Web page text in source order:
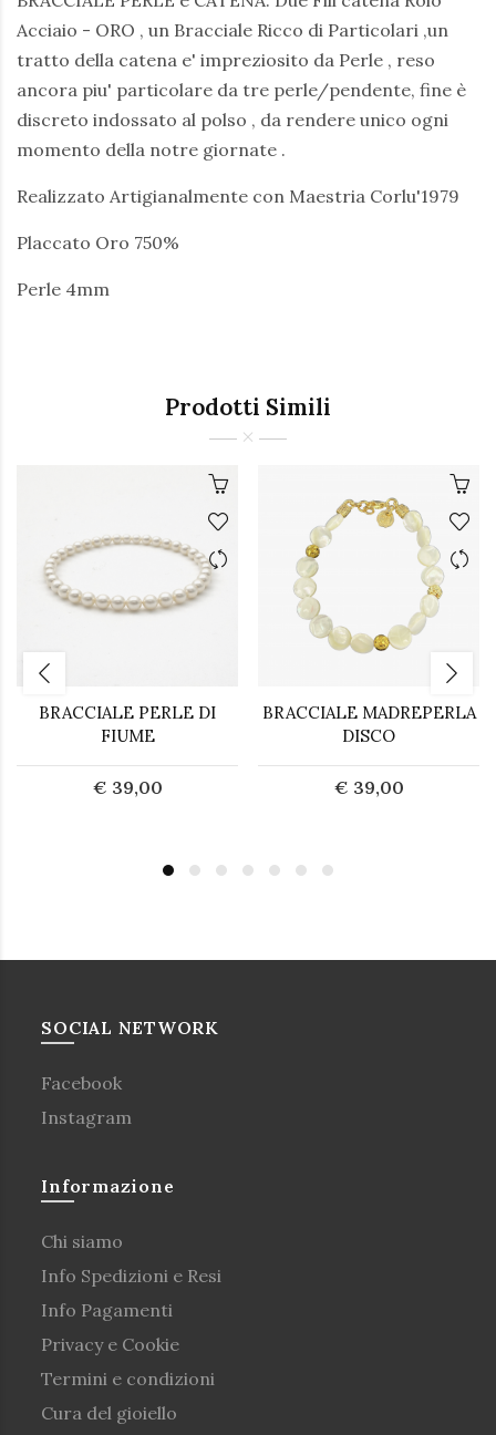
Acciaio - ORO , un Bracciale Ricco di Particolari ,un
tratto della catena e' impreziosito da Perle , reso
ancora piu' particolare da tre perle/pendente, fine è
discreto indossato al polso , da rendere unico ogni
momento della notre giornate .
Realizzato Artigianalmente con Maestria Corlu'1979
Placcato Oro 750%
Perle 4mm
Prodotti Simili
BRACCIALE PERLE DI
FIUME
€ 39,00
BRACCIALE MADREPERLA
DISCO
€ 39,00
SOCIAL NETWORK
Facebook
Instagram
Informazione
Chi siamo
Info Spedizioni e Resi
Info Pagamenti
Privacy e Cookie
Termini e condizioni
Cura del gioiello